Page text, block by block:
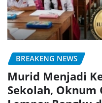
BREAKENG NEWS
Murid Menjadi
Sekolah, Oknum